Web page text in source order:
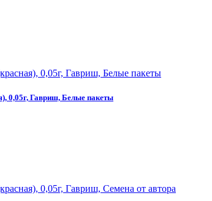
0,05г, Гавриш, Белые пакеты